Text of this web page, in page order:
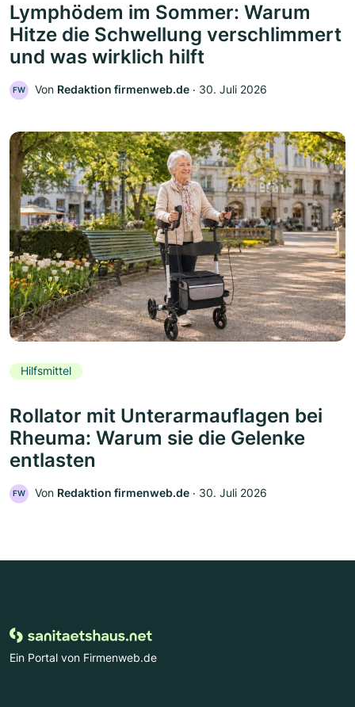
Lymphödem im Sommer: Warum
Hitze die Schwellung verschlimmert
und was wirklich hilft
FW Von Redaktion firmenweb.de ‧ 30. Juli 2026
Hilfsmittel
Rollator mit Unterarmauflagen bei
Rheuma: Warum sie die Gelenke
entlasten
FW Von Redaktion firmenweb.de ‧ 30. Juli 2026
Ein Portal von Firmenweb.de